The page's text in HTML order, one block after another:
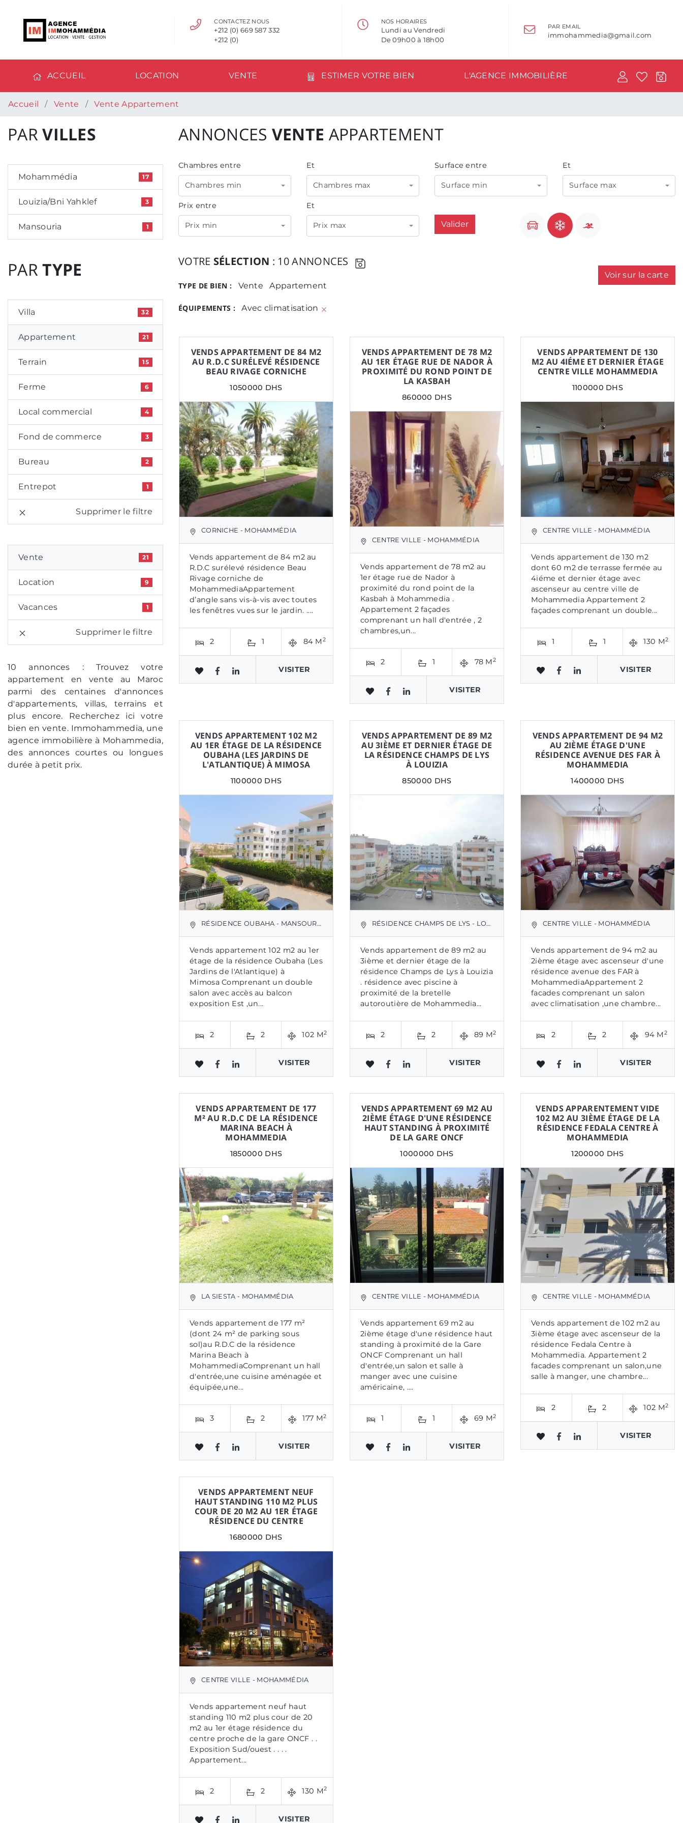
CONTACTEZ NOUS
+212 (0) 669 587 332
+212 (0)
NOS HORAIRES
Lundi au Vendredi
De 09h00 à 18h00
PAR EMAIL
immohammedia@gmail.com
ACCUEIL LOCATION VENTE ESTIMER VOTRE BIEN L'AGENCE IMMOBILIÈRE
Accueil Vente Vente Appartement
PARVILLES
Mohammédia 17
Louizia/Bni Yahklef 3
Mansouria 1
PARTYPE
Villa 32
Appartement 21
Terrain 15
Ferme 6
Local commercial 4
Fond de commerce 3
Bureau 2
Entrepot 1
Supprimer le filtre
Vente 21
Location 9
Vacances 1
Supprimer le filtre
10 annonces : Trouvez votre
appartement en vente au Maroc
parmi des centaines d'annonces
d'appartements, villas, terrains et
plus encore. Recherchez ici votre
bien en vente. Immohammedia, une
agence immobilière à Mohammedia,
des annonces courtes ou longues
durée à petit prix.
ANNONCES VENTE APPARTEMENT
Chambres entre
Chambres min
Et
Chambres max
Surface entre
Surface min
Et
Surface max
Prix entre
Prix min
Et
Prix max Valider
VOTRE SÉLECTION : 10 ANNONCES
TYPE DE BIEN : Vente Appartement
ÉQUIPEMENTS : Avec climatisation
Voir sur la carte
VENDS APPARTEMENT DE 84 M2
AU R.D.C SURÉLEVÉ RÉSIDENCE
BEAU RIVAGE CORNICHE
1050000 DHS
CORNICHE - MOHAMMÉDIA
Vends appartement de 84 m2 au
R.D.C surélevé résidence Beau
Rivage corniche de
MohammediaAppartement
d’angle sans vis-à-vis avec toutes
les fenêtres vues sur le jardin. ....
2 1 84 M 2
VISITER
VENDS APPARTEMENT DE 78 M2
AU 1ER ÉTAGE RUE DE NADOR À
PROXIMITÉ DU ROND POINT DE
LA KASBAH
860000 DHS
CENTRE VILLE - MOHAMMÉDIA
Vends appartement de 78 m2 au
1er étage rue de Nador à
proximité du rond point de la
Kasbah à Mohammedia .
Appartement 2 façades
comprenant un hall d'entrée , 2
chambres,un...
2 1 78 M 2
VISITER
VENDS APPARTEMENT DE 130
M2 AU 4IÉME ET DERNIER ÉTAGE
CENTRE VILLE MOHAMMEDIA
1100000 DHS
CENTRE VILLE - MOHAMMÉDIA
Vends appartement de 130 m2
dont 60 m2 de terrasse fermée au
4iéme et dernier étage avec
ascenseur au centre ville de
Mohammedia Appartement 2
façades comprenant un double...
1 1 130 M2
VISITER
VENDS APPARTEMENT 102 M2
AU 1ER ÉTAGE DE LA RÉSIDENCE
OUBAHA (LES JARDINS DE
L'ATLANTIQUE) À MIMOSA
1100000 DHS
RÉSIDENCE OUBAHA - MANSOURIA
Vends appartement 102 m2 au 1er
étage de la résidence Oubaha (Les
Jardins de l'Atlantique) à
Mimosa Comprenant un double
salon avec accès au balcon
exposition Est ,un...
2 2 102 M2
VISITER
VENDS APPARTEMENT DE 89 M2
AU 3IÈME ET DERNIER ÉTAGE DE
LA RÉSIDENCE CHAMPS DE LYS
À LOUIZIA
850000 DHS
RÉSIDENCE CHAMPS DE LYS - LOUIZIA/BNI YAHKLEF
Vends appartement de 89 m2 au
3ième et dernier étage de la
résidence Champs de Lys à Louizia
. résidence avec piscine à
proximité de la bretelle
autoroutière de Mohammedia...
2 2 89 M2
VISITER
VENDS APPARTEMENT DE 94 M2
AU 2IÈME ÉTAGE D'UNE
RÉSIDENCE AVENUE DES FAR À
MOHAMMEDIA
1400000 DHS
CENTRE VILLE - MOHAMMÉDIA
Vends appartement de 94 m2 au
2ième étage avec ascenseur d'une
résidence avenue des FAR à
MohammediaAppartement 2
facades comprenant un salon
avec climatisation ,une chambre...
2 2 94 M2
VISITER
VENDS APPARTEMENT DE 177
M² AU R.D.C DE LA RÉSIDENCE
MARINA BEACH À
MOHAMMEDIA
1850000 DHS
LA SIESTA - MOHAMMÉDIA
Vends appartement de 177 m²
(dont 24 m² de parking sous
sol)au R.D.C de la résidence
Marina Beach à
MohammediaComprenant un hall
d'entrée,une cuisine aménagée et
équipée,une...
3 2 177 M2
VISITER
VENDS APPARTEMENT 69 M2 AU
2IÈME ÉTAGE D'UNE RÉSIDENCE
HAUT STANDING À PROXIMITÉ
DE LA GARE ONCF
1000000 DHS
CENTRE VILLE - MOHAMMÉDIA
Vends appartement 69 m2 au
2ième étage d'une résidence haut
standing à proximité de la Gare
ONCF Comprenant un hall
d'entrée,un salon et salle à
manger avec une cuisine
américaine, ....
1 1 69 M2
VISITER
VENDS APPARENTEMENT VIDE
102 M2 AU 3IÈME ÉTAGE DE LA
RÉSIDENCE FEDALA CENTRE À
MOHAMMEDIA
1200000 DHS
CENTRE VILLE - MOHAMMÉDIA
Vends appartement de 102 m2 au
3ième étage avec ascenseur de la
résidence Fedala Centre à
Mohammedia. Appartement 2
facades comprenant un salon,une
salle à manger, une chambre...
2 2 102 M2
VISITER
VENDS APPARTEMENT NEUF
HAUT STANDING 110 M2 PLUS
COUR DE 20 M2 AU 1ER ÉTAGE
RÉSIDENCE DU CENTRE
1680000 DHS
CENTRE VILLE - MOHAMMÉDIA
Vends appartement neuf haut
standing 110 m2 plus cour de 20
m2 au 1er étage résidence du
centre proche de la gare ONCF . .
Exposition Sud/ouest . . . .
Appartement...
2 2 130 M2
VISITER